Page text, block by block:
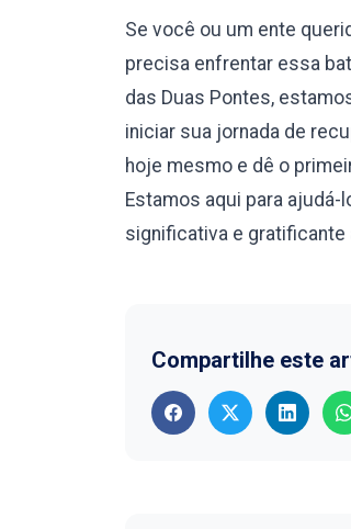
Se você ou um ente
precisa enfrentar essa
das Duas Pontes,
iniciar sua jornada de
hoje mesmo e dê o
Estamos aqui para
significativa e gratificante
Compartilhe este